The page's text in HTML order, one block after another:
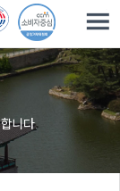
니다.